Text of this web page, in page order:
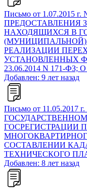
Письмо от 1.07.2015
ПРЕДОСТАВЛЕНИЯ
НАХОДЯЩИХСЯ В
(МУНИЦИПАЛЬНОЙ)
РЕАЛИЗАЦИИ
УСТАНОВЛЕННЫХ
23.06.2014 N 171-
Добавлен: 9 лет назад
Письмо от 11.05.2017
ГОСРЕГИСТРАЦИИ
СОСТАВЛЕНИИ
ТЕХНИЧЕСКОГО
Добавлен: 8 лет назад